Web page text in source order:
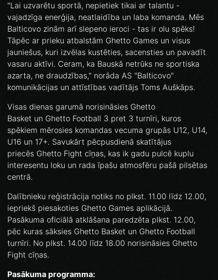
"Lai uzvarētu sportā, nepietiek tikai ar talantu -
vajadzīga enerģija, neatlaidība un laba komanda. Mēs
Balticovo zinām arī slepeno ieroci - tas ir olu spēks!
Tāpēc ar prieku atbalstām Ghetto Games un visus
jauniešus, kuri izvēlas kustēties, sacensties un pavadīt
vasaru aktīvi. Ceram, ka Bauskā netrūks ne sportiska
azarta, ne draudzības," norāda AS "Balticovo"
komunikācijas un attīstības vadītājs Toms Auškāps.
Visas dienas garumā norisināsies Ghetto
Basket un Ghetto Football 3 pret 3 turnīri, kuros
spēkiem mērosies komandas vecuma grupās U12, U14,
U16 un 17+. Savukārt pēcpusdienā skatītājus
priecēs Ghetto Fight cīņas, kas ik gadu pulcē kuplu
interesentu loku un rada īpašu atmosfēru pašā pilsētas
centrā.
Dalībnieku reģistrācija notiks no plkst. 11.00 līdz 12.00,
iepriekš piesakoties Ghetto Games aplikācijā.
Pasākuma oficiālā atklāšana paredzēta plkst. 12.00,
pēc kuras sāksies Ghetto Basket un Ghetto Football
turnīri. No plkst. 14.00 līdz 18.00 norisināsies Ghetto
Fight cīņas.
Pasākuma programma: